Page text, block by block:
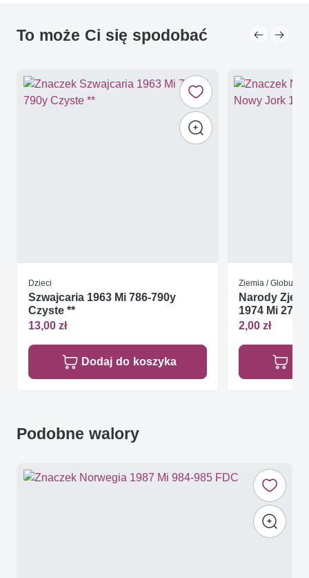
To może Ci się spodobać
Dzieci
Szwajcaria 1963 Mi 786-790y
Czyste **
13,00 zł
Dodaj do koszyka
Ziemia / Globus
Narody
1974 Mi 275-
2,00 zł
Podobne walory